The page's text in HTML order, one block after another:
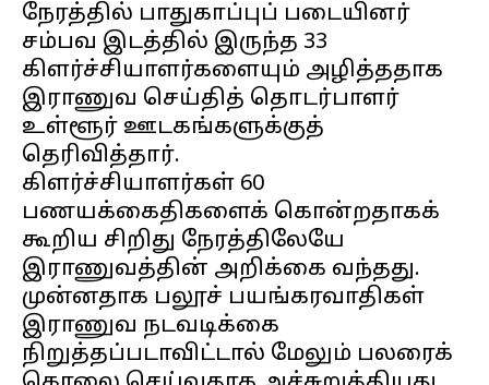
நேரத்தில் பாதுகாப்புப் படையினர்
சம்பவ இடத்தில் இருந்த 33
கிளர்ச்சியாளர்களையும் அழித்ததாக
இராணுவ செய்தித் தொடர்பாளர்
உள்ளூர் ஊடகங்களுக்குத்
தெரிவித்தார்.
கிளர்ச்சியாளர்கள் 60
பணயக்கைதிகளைக் கொன்றதாகக்
கூறிய சிறிது நேரத்திலேயே
இராணுவத்தின் அறிக்கை வந்தது.
முன்னதாக பலூச் பயங்கரவாதிகள்
இராணுவ நடவடிக்கை
நிறுத்தப்படாவிட்டால் மேலும் பலரைக்